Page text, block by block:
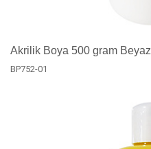
Akrilik Boya 500 gram Beyaz
BP752-01